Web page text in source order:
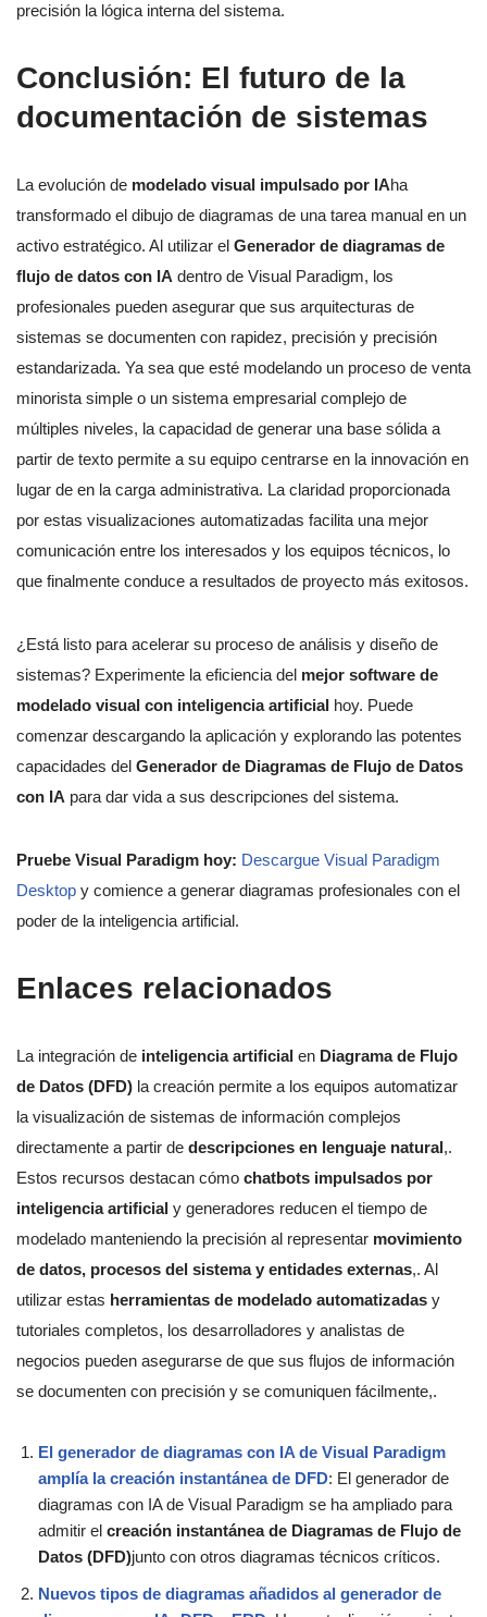
precisión la lógica interna del sistema.
Conclusión: El futuro de la
documentación de sistemas
La evolución de modelado visual impulsado por IAha
transformado el dibujo de diagramas de una tarea manual en un
activo estratégico. Al utilizar el Generador de diagramas de
flujo de datos con IA dentro de Visual Paradigm, los
profesionales pueden asegurar que sus arquitecturas de
sistemas se documenten con rapidez, precisión y precisión
estandarizada. Ya sea que esté modelando un proceso de venta
minorista simple o un sistema empresarial complejo de
múltiples niveles, la capacidad de generar una base sólida a
partir de texto permite a su equipo centrarse en la innovación en
lugar de en la carga administrativa. La claridad proporcionada
por estas visualizaciones automatizadas facilita una mejor
comunicación entre los interesados y los equipos técnicos, lo
que finalmente conduce a resultados de proyecto más exitosos.
¿Está listo para acelerar su proceso de análisis y diseño de
sistemas? Experimente la eficiencia del mejor software de
modelado visual con inteligencia artificial hoy. Puede
comenzar descargando la aplicación y explorando las potentes
capacidades del Generador de Diagramas de Flujo de Datos
con IA para dar vida a sus descripciones del sistema.
Pruebe Visual Paradigm hoy: Descargue Visual Paradigm
Desktop y comience a generar diagramas profesionales con el
poder de la inteligencia artificial.
Enlaces relacionados
La integración de inteligencia artificial en Diagrama de Flujo
de Datos (DFD) la creación permite a los equipos automatizar
la visualización de sistemas de información complejos
directamente a partir de descripciones en lenguaje natural,.
Estos recursos destacan cómo chatbots impulsados por
inteligencia artificial y generadores reducen el tiempo de
modelado manteniendo la precisión al representar movimiento
de datos, procesos del sistema y entidades externas,. Al
utilizar estas herramientas de modelado automatizadas y
tutoriales completos, los desarrolladores y analistas de
negocios pueden asegurarse de que sus flujos de información
se documenten con precisión y se comuniquen fácilmente,.
El generador de diagramas con IA de Visual Paradigm
amplía la creación instantánea de DFD: El generador de
diagramas con IA de Visual Paradigm se ha ampliado para
admitir el creación instantánea de Diagramas de Flujo de
Datos (DFD)junto con otros diagramas técnicos críticos.
Nuevos tipos de diagramas añadidos al generador de